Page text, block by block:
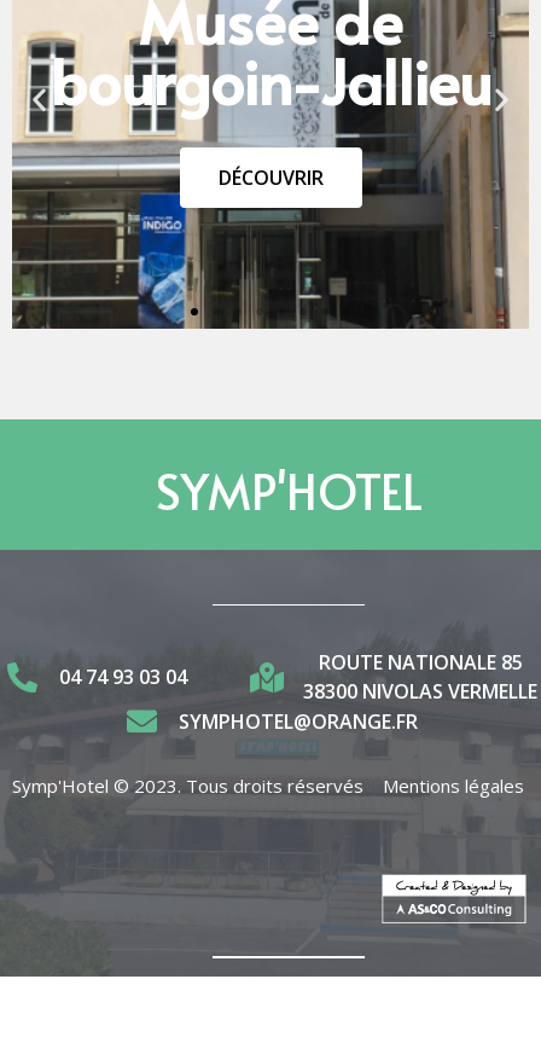
SYMP'HOTEL
04 74 93 03 04
ROUTE NATIONALE 85
38300 NIVOLAS VERMELLE
SYMPHOTEL@ORANGE.FR
Symp'Hotel © 2023. Tous droits réservés Mentions légales